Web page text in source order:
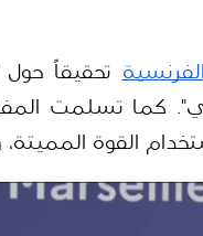
القوة المميتة،